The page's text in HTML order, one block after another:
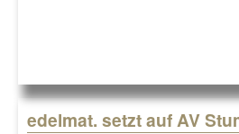
edelmat. setzt auf AV